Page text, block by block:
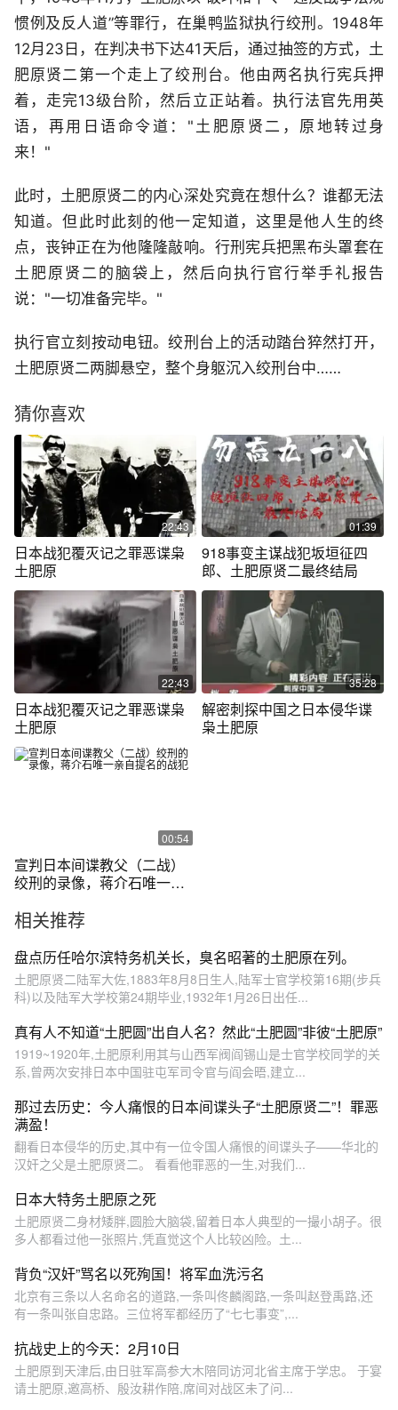
惯例及反人道”等罪行，在巢鸭监狱执行绞刑。1948年
12月23日，在判决书下达41天后，通过抽签的方式，土
肥原贤二第一个走上了绞刑台。他由两名执行宪兵押
着，走完13级台阶，然后立正站着。执行法官先用英
语，再用日语命令道："土肥原贤二，原地转过身
来！"
此时，土肥原贤二的内心深处究竟在想什么？谁都无法
知道。但此时此刻的他一定知道，这里是他人生的终
点，丧钟正在为他隆隆敲响。行刑宪兵把黑布头罩套在
土肥原贤二的脑袋上，然后向执行官行举手礼报告
说："一切准备完毕。"
执行官立刻按动电钮。绞刑台上的活动踏台猝然打开，
土肥原贤二两脚悬空，整个身躯沉入绞刑台中……
猜你喜欢
22:43
日本战犯覆灭记之罪恶谍枭
土肥原
01:39
918事变主谋战犯坂垣征四
郎、土肥原贤二最终结局
22:43
日本战犯覆灭记之罪恶谍枭
土肥原
35:28
解密刺探中国之日本侵华谍
枭土肥原
00:54
宣判日本间谍教父（二战）
绞刑的录像，蒋介石唯一亲
相关推荐
盘点历任哈尔滨特务机关长，臭名昭著的土肥原在列。
土肥原贤二陆军大佐,1883年8月8日生人,陆军士官学校第16期(步兵
科)以及陆军大学校第24期毕业,1932年1月26日出任...
真有人不知道“土肥圆”出自人名？然此“土肥圆”非彼“土肥原”
1919~1920年,土肥原利用其与山西军阀阎锡山是士官学校同学的关
系,曾两次安排日本中国驻屯军司令官与阎会晤,建立...
那过去历史：今人痛恨的日本间谍头子“土肥原贤二”！罪恶
满盈！
翻看日本侵华的历史,其中有一位令国人痛恨的间谍头子——华北的
汉奸之父是土肥原贤二。 看看他罪恶的一生,对我们...
日本大特务土肥原之死
土肥原贤二身材矮胖,圆脸大脑袋,留着日本人典型的一撮小胡子。很
多人都看过他一张照片,凭直觉这个人比较凶险。土...
背负“汉奸”骂名以死殉国！将军血洗污名
北京有三条以人名命名的道路,一条叫佟麟阁路,一条叫赵登禹路,还
有一条叫张自忠路。三位将军都经历了“七七事变”,...
抗战史上的今天：2月10日
土肥原到天津后,由日驻军高参大木陪同访河北省主席于学忠。 于宴
请土肥原,邀高桥、殷汝耕作陪,席间对战区未了问...